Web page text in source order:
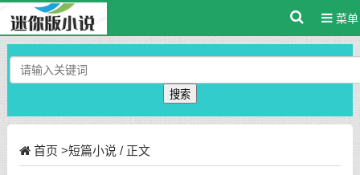
菜单
搜索
首页 >短篇小说 / 正文